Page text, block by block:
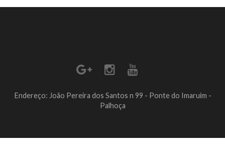
Endereço: João Pereira dos Santos n 99 - Ponte do Imaruim -
Palhoça